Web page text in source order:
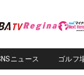
ニュース ゴルフ